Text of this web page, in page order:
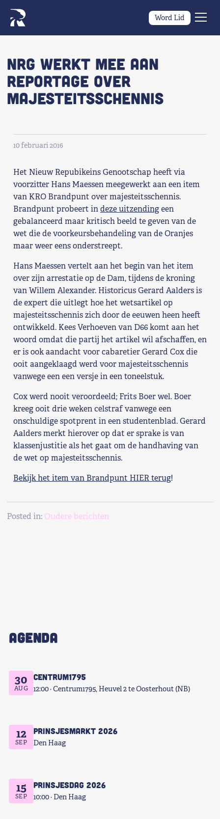
Word Lid
Zoeken
naar:Wat we willen
Wat we doen
Nieuws
Agenda
Shop
Contact
Voor leden
Word Lid
NRG werkt mee aan
reportage over
Majesteitsschennis
10 februari 2016
Het Nieuw Repubikeins Genootschap heeft via
voorzitter Hans Maessen meegewerkt aan een item
van KRO Brandpunt over majesteitsschennis.
Brandpunt probeert indeze uitzendingeen
gebalanceerd maar kritisch beeld te geven van de
wet die de voorkeursbehandeling van de Oranjes
maar weer eens onderstreept.
Hans Maessen vertelt aan het begin van het item
over zijn arrestatie op de Dam, tijdens de kroning
van Willem Alexander. Historicus Gerard Aalders is
de expert die uitlegt hoe het wetsartikel op
majesteitsschennis zich door de eeuwen heen heeft
ontwikkeld. Kees Verhoeven van D66 komt aan het
woord omdat die partij het artikel wil afschaffen, en
er is ook aandacht voor cabaretier Gerard Cox die
ooit aangeklaagd werd voor majesteitsschennis
vanwege een een versje in een toneelstuk.
Cox werd nooit veroordeeld; Frits Boer wel. Boer
kreeg ooit drie weken celstraf vanwege een
onschuldige spotprent in een studentenblad. Gerard
Aalders merkt hierover op dat er sprake is van
klassenjustitie als het gaat om de handhaving van
de wet op majesteitsschennis.
Bekijk het item van Brandpunt HIER terug!
Posted in: Oudere berichten
AGENDA
30
AUG
Centrum1795
12:00 Centrum1795, Heuvel 2 te Oosterhout (NB)
12
SEP
Prinsjesmarkt 2026
Den Haag
15
SEP
Prinsjesdag 2026
10:00 Den Haag